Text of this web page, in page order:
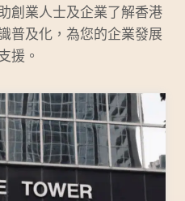
創業人士及企業了解香港
普及化，為您的企業發展
援。